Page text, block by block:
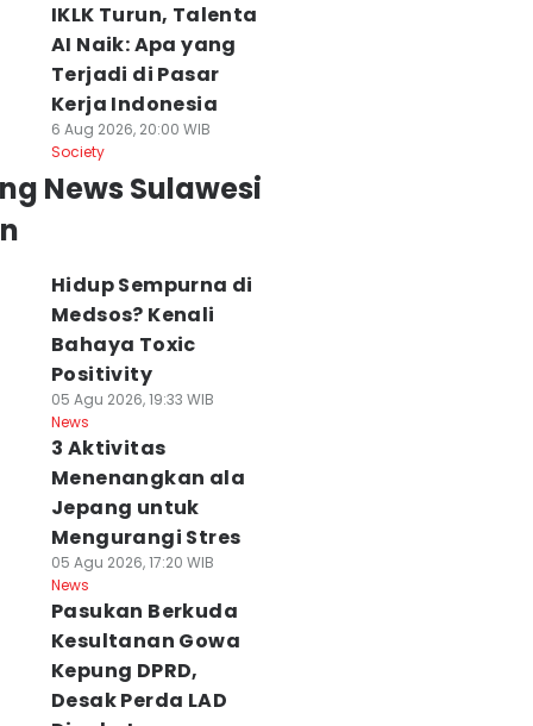
IKLK Turun, Talenta
AI Naik: Apa yang
Terjadi di Pasar
Kerja Indonesia
6 Aug 2026, 20:00 WIB
Society
News Sulawesi
Hidup Sempurna di
Medsos? Kenali
Bahaya Toxic
Positivity
05 Agu 2026, 19:33 WIB
News
3 Aktivitas
Menenangkan ala
Jepang untuk
Mengurangi Stres
05 Agu 2026, 17:20 WIB
News
Pasukan Berkuda
Kesultanan Gowa
Kepung DPRD,
Desak Perda LAD